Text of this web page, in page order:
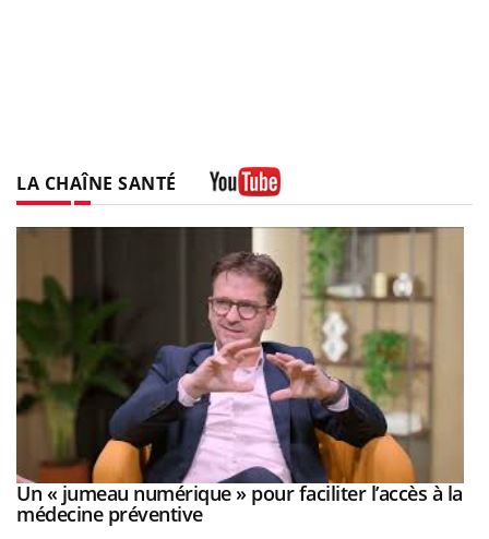
LA CHAÎNE SANTÉ
Youtube
Un « jumeau numérique » pour faciliter l’accès à la
médecine préventiveYoutube